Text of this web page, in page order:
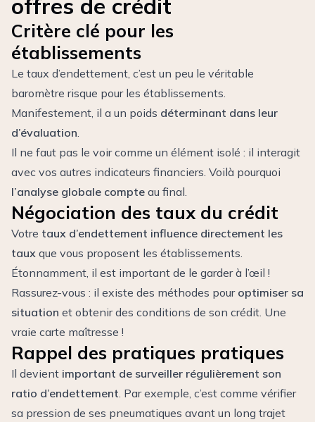
offres de crédit
Critère clé pour les
établissements
Le taux d’endettement, c’est un peu le véritable
baromètre risque pour les établissements.
Manifestement, il a un poids déterminant dans leur
d’évaluation.
Il ne faut pas le voir comme un élément isolé : il interagit
avec vos autres indicateurs financiers. Voilà pourquoi
l’analyse globale compte au final.
Négociation des taux du crédit
Votre taux d’endettement influence directement les
taux que vous proposent les établissements.
Étonnamment, il est important de le garder à l’œil !
Rassurez-vous : il existe des méthodes pour optimiser sa
situation et obtenir des conditions de son crédit. Une
vraie carte maîtresse !
Rappel des pratiques pratiques
Il devient important de surveiller régulièrement son
ratio d’endettement. Par exemple, c’est comme vérifier
sa pression de ses pneumatiques avant un long trajet